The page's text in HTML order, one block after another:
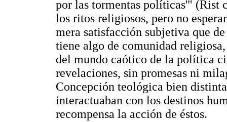
por las tormentas políticas'" (Rist
los ritos religiosos, pero no
mera satisfacción subjetiva que
tiene algo de comunidad
del mundo caótico de la política
revelaciones, sin promesas ni
Concepción teológica bien
interactuaban con los destinos
recompensa la acción de éstos.